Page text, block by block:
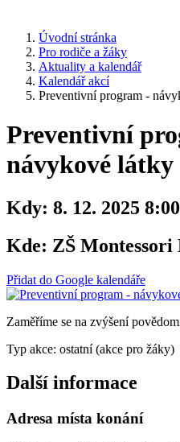
Úvodní stránka
Pro rodiče a žáky
Aktuality a kalendář
Kalendář akcí
Preventivní program -
Preventivní
návykové
Kdy: 8. 12. 2025 8:00
Kde: ZŠ Montessori
Přidat do Google kalendáře
Zaměříme se na zvýšení
Typ akce: ostatní (akce pro žáky)
Další informace
Adresa místa konání